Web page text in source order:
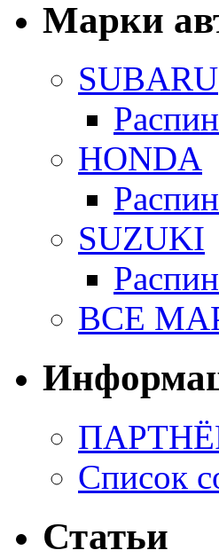
Марки
SUBARU
HONDA
SUZUKI
ВСЕ
Список
Статьи